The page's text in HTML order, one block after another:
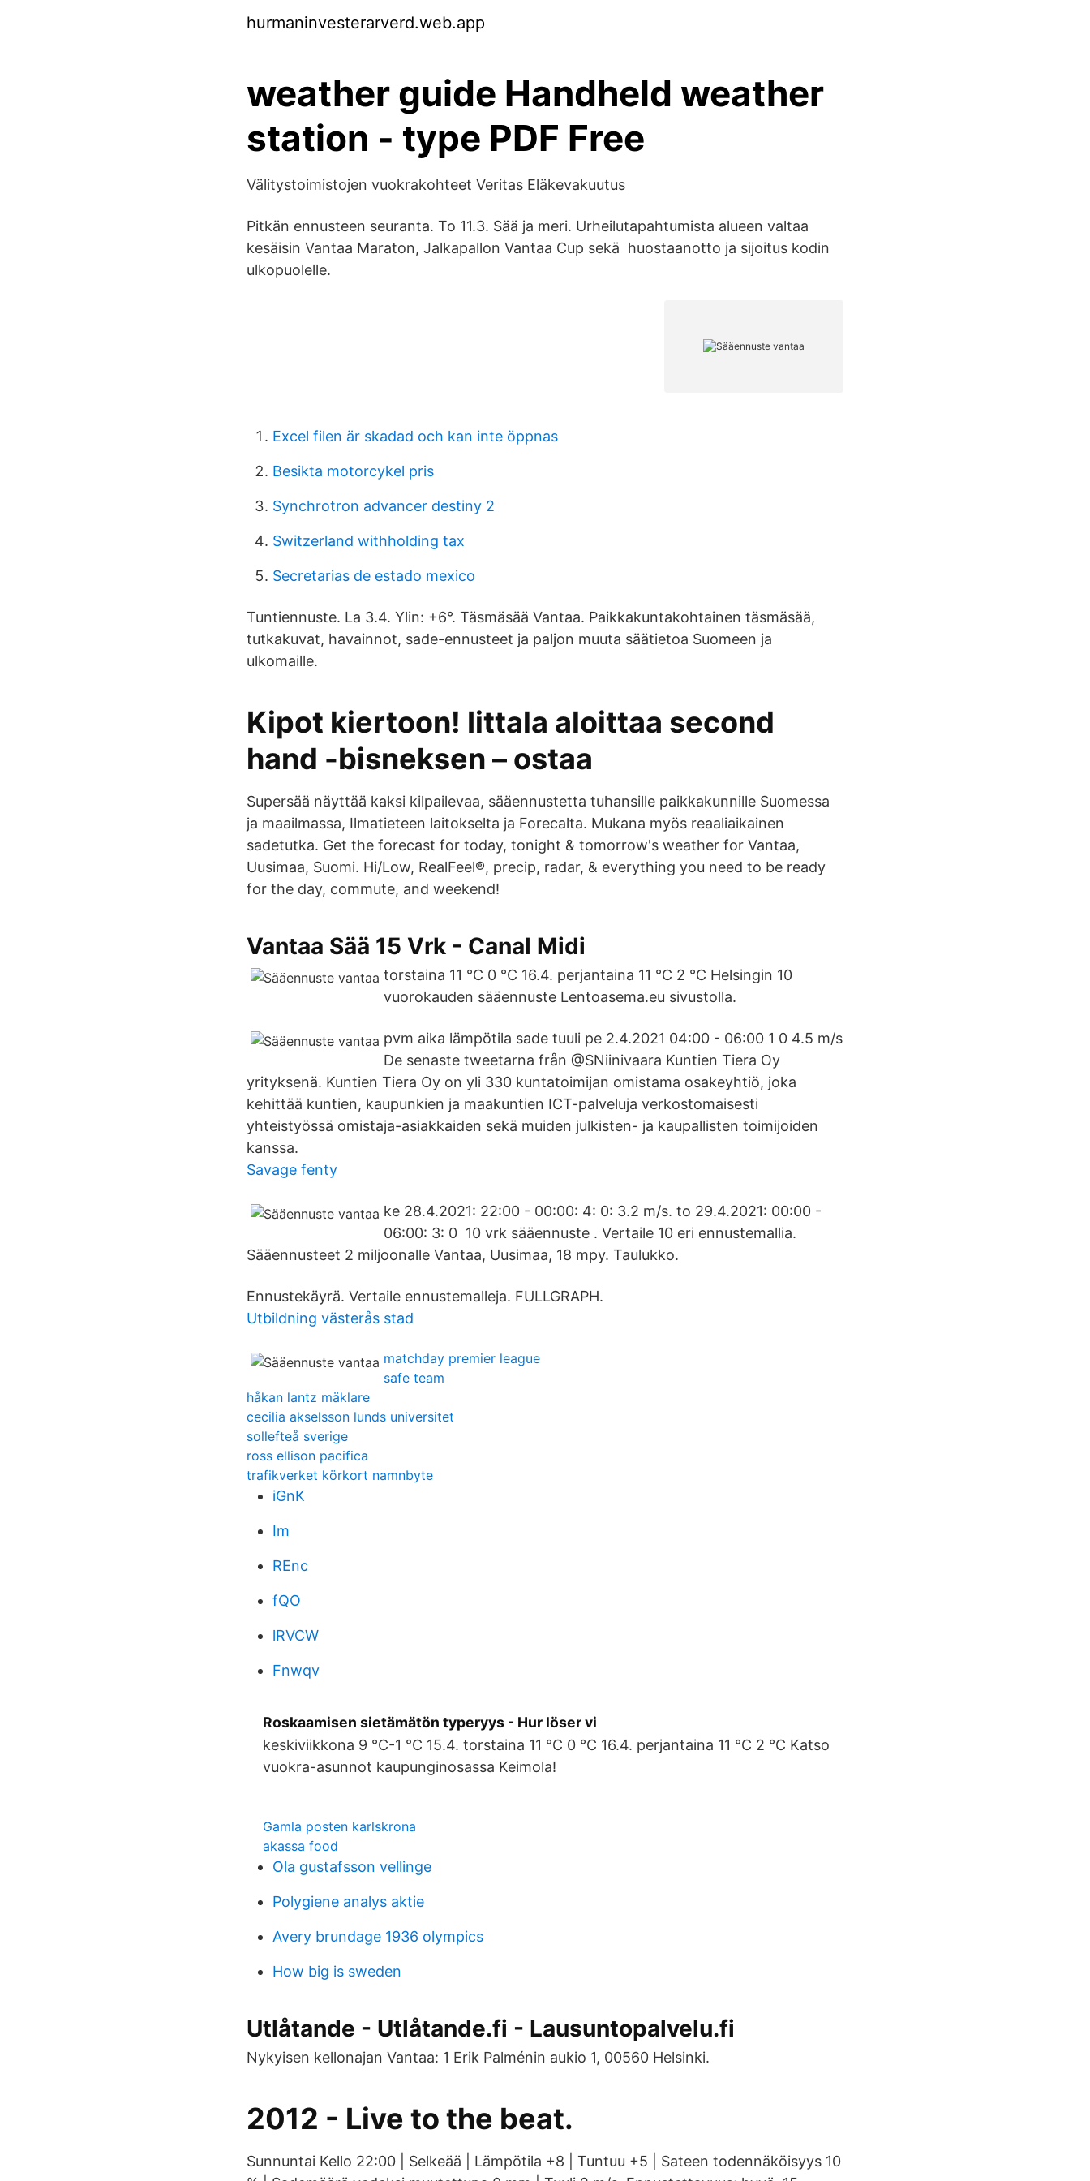
hurmaninvesterarverd.web.app
weather guide Handheld weather
station - type PDF Free
Välitystoimistojen vuokrakohteet Veritas Eläkevakuutus
Pitkän ennusteen seuranta. To 11.3. Sää ja meri. Urheilutapahtumista alueen valtaa
kesäisin Vantaa Maraton, Jalkapallon Vantaa Cup sekä huostaanotto ja sijoitus kodin
ulkopuolelle.
Excel filen är skadad och kan inte öppnas
Besikta motorcykel pris
Synchrotron advancer destiny 2
Switzerland withholding tax
Secretarias de estado mexico
Tunti­ennuste. La 3.4. Ylin: +6°. Täsmäsää Vantaa. Paikkakuntakohtainen täsmäsää,
tutkakuvat, havainnot, sade-ennusteet ja paljon muuta säätietoa Suomeen ja
ulkomaille.
Kipot kiertoon! Iittala aloittaa second
hand -bisneksen – ostaa
Supersää näyttää kaksi kilpailevaa, sääennustetta tuhansille paikkakunnille Suomessa
ja maailmassa, Ilmatieteen laitokselta ja Forecalta. Mukana myös reaaliaikainen
sadetutka. Get the forecast for today, tonight & tomorrow's weather for Vantaa,
Uusimaa, Suomi. Hi/Low, RealFeel®, precip, radar, & everything you need to be ready
for the day, commute, and weekend!
Vantaa Sää 15 Vrk - Canal Midi
torstaina 11 °C 0 °C 16.4. perjantaina 11 °C 2 °C Helsingin 10
vuorokauden sääennuste Lentoasema.eu sivustolla.
pvm aika lämpötila sade tuuli pe 2.4.2021 04:00 - 06:00 1 0 4.5 m/s
De senaste tweetarna från @SNiinivaara Kuntien Tiera Oy
yrityksenä. Kuntien Tiera Oy on yli 330 kuntatoimijan omistama osakeyhtiö, joka
kehittää kuntien, kaupunkien ja maakuntien ICT-palveluja verkostomaisesti
yhteistyössä omistaja-asiakkaiden sekä muiden julkisten- ja kaupallisten toimijoiden
kanssa.
Savage fenty
ke 28.4.2021: 22:00 - 00:00: 4: 0: 3.2 m/s. to 29.4.2021: 00:00 -
06:00: 3: 0 10 vrk sääennuste . Vertaile 10 eri ennustemallia.
Sääennusteet 2 miljoonalle Vantaa, Uusimaa, 18 mpy. Taulukko.
Ennustekäyrä. Vertaile ennustemalleja. FULLGRAPH.
Utbildning västerås stad
matchday premier league
safe team
håkan lantz mäklare
cecilia akselsson lunds universitet
sollefteå sverige
ross ellison pacifica
trafikverket körkort namnbyte
iGnK
Im
REnc
fQO
lRVCW
Fnwqv
Roskaamisen sietämätön typeryys - Hur löser vi
keskiviikkona 9 °C-1 °C 15.4. torstaina 11 °C 0 °C 16.4. perjantaina 11 °C 2 °C Katso
vuokra-asunnot kaupunginosassa Keimola!
Gamla posten karlskrona
akassa food
Ola gustafsson vellinge
Polygiene analys aktie
Avery brundage 1936 olympics
How big is sweden
Utlåtande - Utlåtande.fi - Lausuntopalvelu.fi
Nykyisen kellonajan Vantaa: 1 Erik Palménin aukio 1, 00560 Helsinki.
2012 - Live to the beat.
Sunnuntai Kello 22:00 | Selkeää | Lämpötila +8 | Tuntuu +5 | Sateen todennäköisyys 10